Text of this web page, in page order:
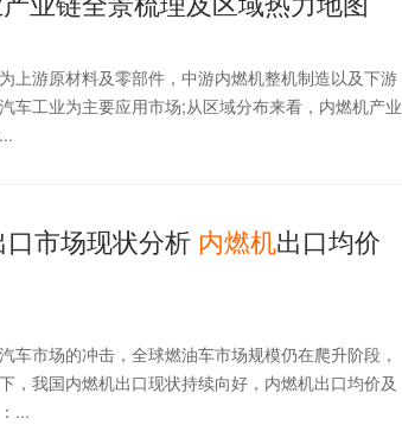
上游原材料及零部件，中游内燃机整机制造以及下游
车工业为主要应用市场;从区域分布来看，内燃机产业
口市场现状分析 内燃机出口均价
车市场的冲击，全球燃油车市场规模仍在爬升阶段，
，我国内燃机出口现状持续向好，内燃机出口均价及
...